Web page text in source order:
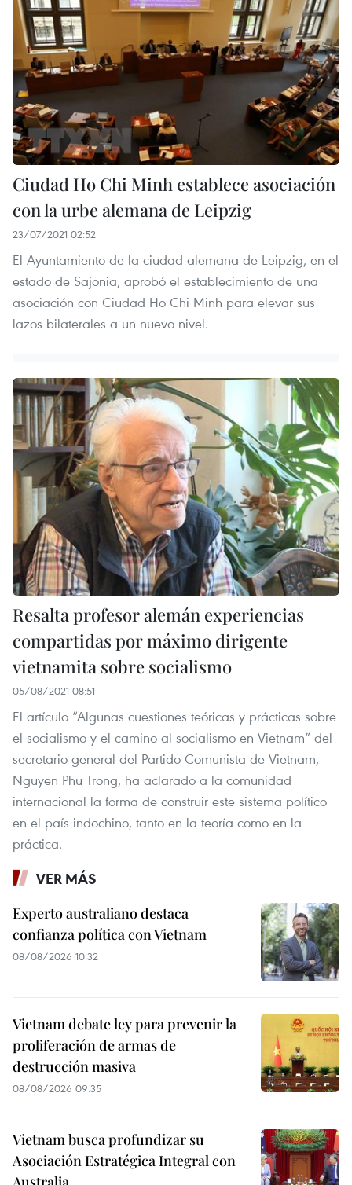
Ciudad Ho Chi Minh establece asociación
con la urbe alemana de Leipzig
23/07/2021 02:52
El Ayuntamiento de la ciudad alemana de Leipzig, en el
estado de Sajonia, aprobó el establecimiento de una
asociación con Ciudad Ho Chi Minh para elevar sus
lazos bilaterales a un nuevo nivel.
Resalta profesor alemán experiencias
compartidas por máximo dirigente
vietnamita sobre socialismo
05/08/2021 08:51
El artículo “Algunas cuestiones teóricas y prácticas sobre
el socialismo y el camino al socialismo en Vietnam” del
secretario general del Partido Comunista de Vietnam,
Nguyen Phu Trong, ha aclarado a la comunidad
internacional la forma de construir este sistema político
en el país indochino, tanto en la teoría como en la
práctica.
VER MÁS
Experto australiano destaca
confianza política con Vietnam
08/08/2026 10:32
Vietnam debate ley para prevenir la
proliferación de armas de
destrucción masiva
08/08/2026 09:35
Vietnam busca profundizar su
Asociación Estratégica Integral con